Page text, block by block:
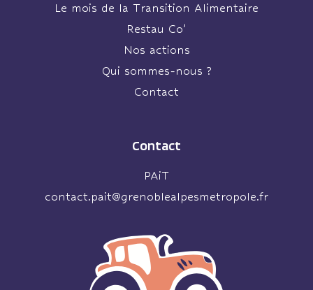
Le mois de la Transition Alimentaire
Restau Co’
Nos actions
Qui sommes-nous ?
Contact
Contact
PAiT
contact.pait@grenoblealpesmetropole.fr